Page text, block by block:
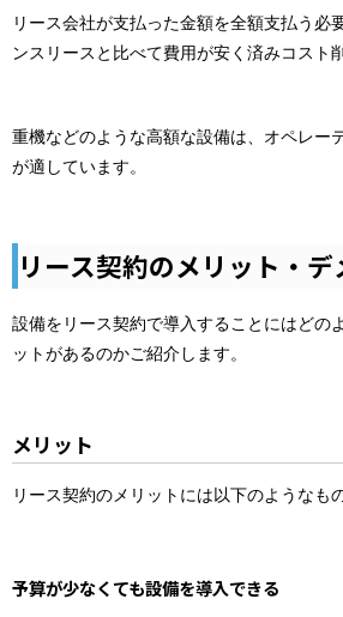
リース会社が支払った金額を全額支払う必
ンスリースと比べて費用が安く済みコスト
重機などのような高額な設備は、オペレー
が適しています。
リース契約のメリット・デ
設備をリース契約で導入することにはどの
ットがあるのかご紹介します。
メリット
リース契約のメリットには以下のようなも
予算が少なくても設備を導入できる